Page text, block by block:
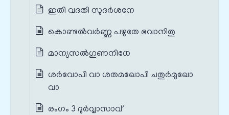
ഇതി വദതി സുദർശനേ
കൊണ്ടല്‍‌വര്‍ണ്ണ പഴുതേ ഭവാനിതു
മാന്യസല്‍ഗുണനിധേ
ശർവോപി വാ ശതമഖോപി ചതുർമുഖോ
വാ
രംഗം 3 ദുർവ്വാസാവ്